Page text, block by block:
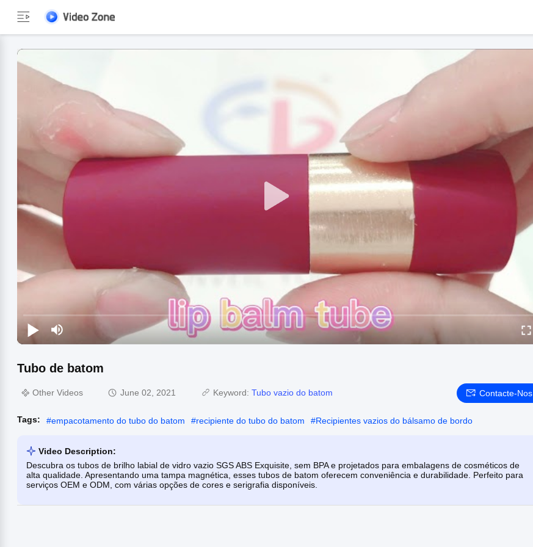
Tubo de batom
Other Videos June 02, 2021 Keyword: Tubo vazio do batom Contacte-Nos
Tags: #empacotamento do tubo do batom #recipiente do tubo do batom #Recipientes vazios do bálsamo de bordo
Video Description:
Descubra os tubos de brilho labial de vidro vazio SGS ABS Exquisite, sem BPA e projetados para embalagens de cosméticos de
alta qualidade. Apresentando uma tampa magnética, esses tubos de batom oferecem conveniência e durabilidade. Perfeito para
serviços OEM e ODM, com várias opções de cores e serigrafia disponíveis.